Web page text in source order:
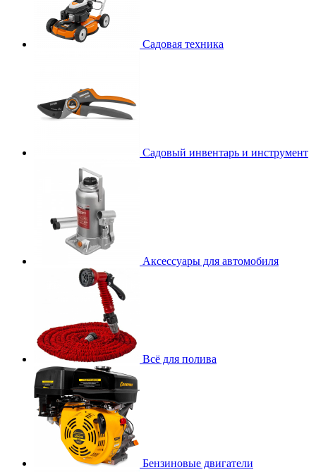
Садовая техника
Садовый инвентарь и инструмент
Аксессуары для автомобиля
Всё для полива
Бензиновые двигатели